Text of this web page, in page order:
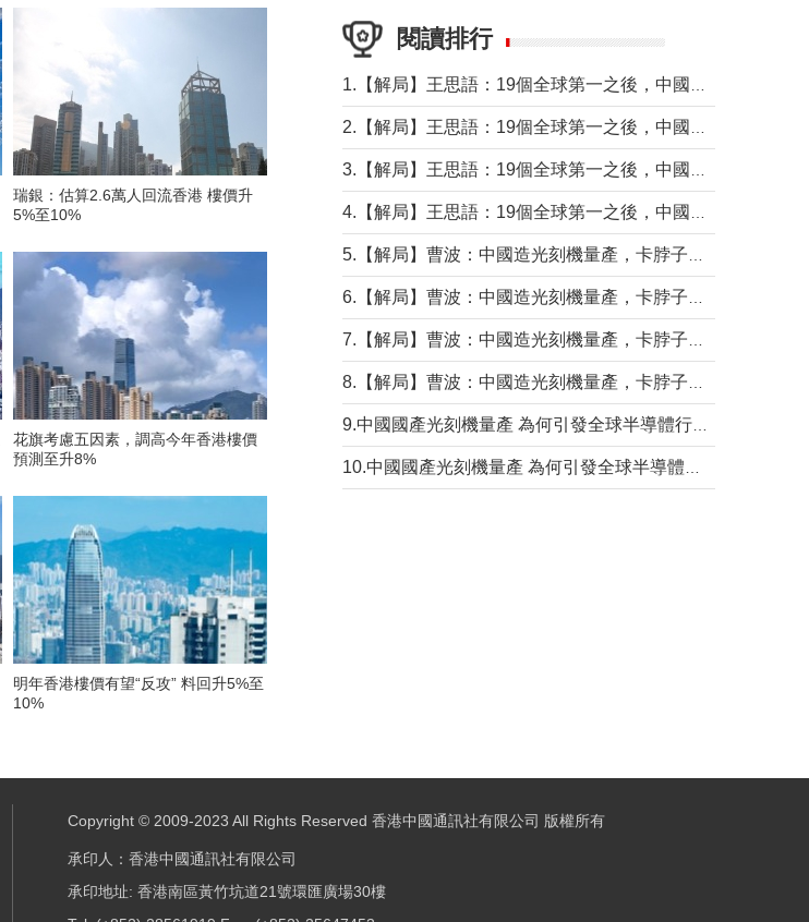
瑞銀：估算2.6萬人回流香港 樓價升
5%至10%
花旗考慮五因素，調高今年香港樓價
預測至升8%
明年香港樓價有望“反攻” 料回升5%至
10%
閱讀排行
Copyright © 2009-2023 All Rights Reserved 香港中國通訊社有限公司 版權所有
承印人：香港中國通訊社有限公司
承印地址: 香港南區黃竹坑道21號環匯廣場30樓